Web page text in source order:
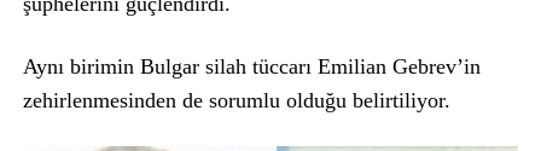
Aynı birimin Bulgar silah tüccarı Emilian Gebrev’in
zehirlenmesinden de sorumlu olduğu belirtiliyor.